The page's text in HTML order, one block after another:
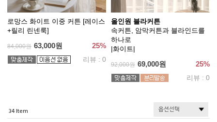
로망스 화이트 이중 커튼 [레이스
+릴리 린넨룩]
84,000원 63,000원 25%
리뷰 : 0
올인원 블라커튼
속커튼, 암막커튼과 블라인드를
하나로
|화이트|
92,000원 69,000원 25%
리뷰 : 0
34